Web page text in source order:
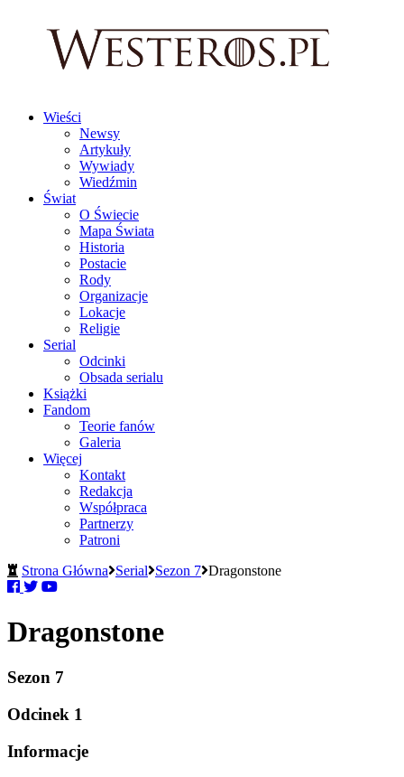
Wieści
Newsy
Artykuły
Wywiady
Wiedźmin
Świat
O Świecie
Mapa Świata
Historia
Postacie
Rody
Organizacje
Lokacje
Religie
Serial
Odcinki
Obsada serialu
Książki
Fandom
Teorie fanów
Galeria
Więcej
Kontakt
Redakcja
Współpraca
Partnerzy
Patroni
Strona Główna Serial Sezon 7 Dragonstone
Dragonstone
Sezon 7
Odcinek 1
Informacje